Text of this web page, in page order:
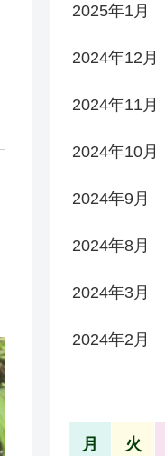
2025年1月
2024年12月
2024年11月
2024年10月
2024年9月
2024年8月
2024年3月
2024年2月
月 火